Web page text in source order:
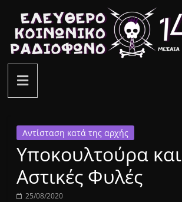
περιεχόμενο
ελεύθερο
κοινωνικό
ραδιόφωνο
1431AM
Αντίσταση κατά της αρχής
Υποκουλτούρα και
Αστικές Φυλές
25/08/2020